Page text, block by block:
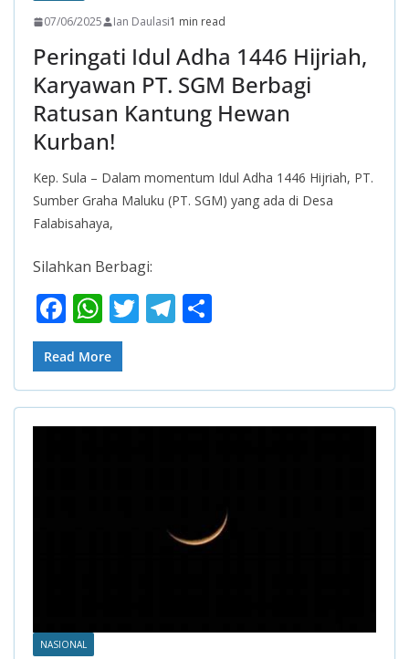
07/06/2025 Ian Daulasi1 min read
Peringati Idul Adha 1446 Hijriah,
Karyawan PT. SGM Berbagi
Ratusan Kantung Hewan
Kurban!
Kep. Sula – Dalam momentum Idul Adha 1446 Hijriah, PT.
Sumber Graha Maluku (PT. SGM) yang ada di Desa
Falabisahaya,
Silahkan Berbagi:
F
ac
e
b
o
W
h
at
s
A
T
er
T
gr
a
e
Read More
NASIONAL